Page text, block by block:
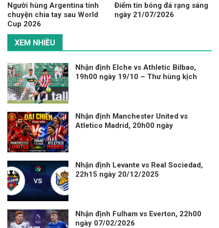
Người hùng Argentina tính
chuyện chia tay sau World
Cup 2026
Điểm tin bóng đá rạng sáng
ngày 21/07/2026
XEM NHIỀU
Nhận định Elche vs Athletic Bilbao,
19h00 ngày 19/10 – Thư hùng kịch
Nhận định Manchester United vs
Atletico Madrid, 20h00 ngày
Nhận định Levante vs Real Sociedad,
22h15 ngày 20/12/2025
Nhận định Fulham vs Everton, 22h00
ngày 07/02/2026